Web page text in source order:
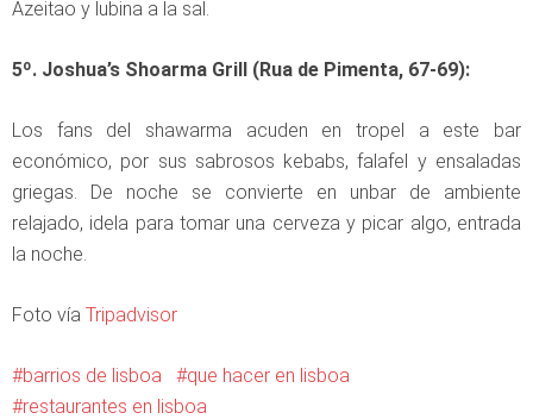
Azeitao y lubina a la sal.
5º. Joshua’s Shoarma Grill (Rua de Pimenta, 67-69):
Los fans del shawarma acuden en tropel a este bar
económico, por sus sabrosos kebabs, falafel y ensaladas
griegas. De noche se convierte en unbar de ambiente
relajado, idela para tomar una cerveza y picar algo, entrada
la noche.
Foto vía Tripadvisor
barrios de lisboa
que hacer en lisboa
restaurantes en lisboa